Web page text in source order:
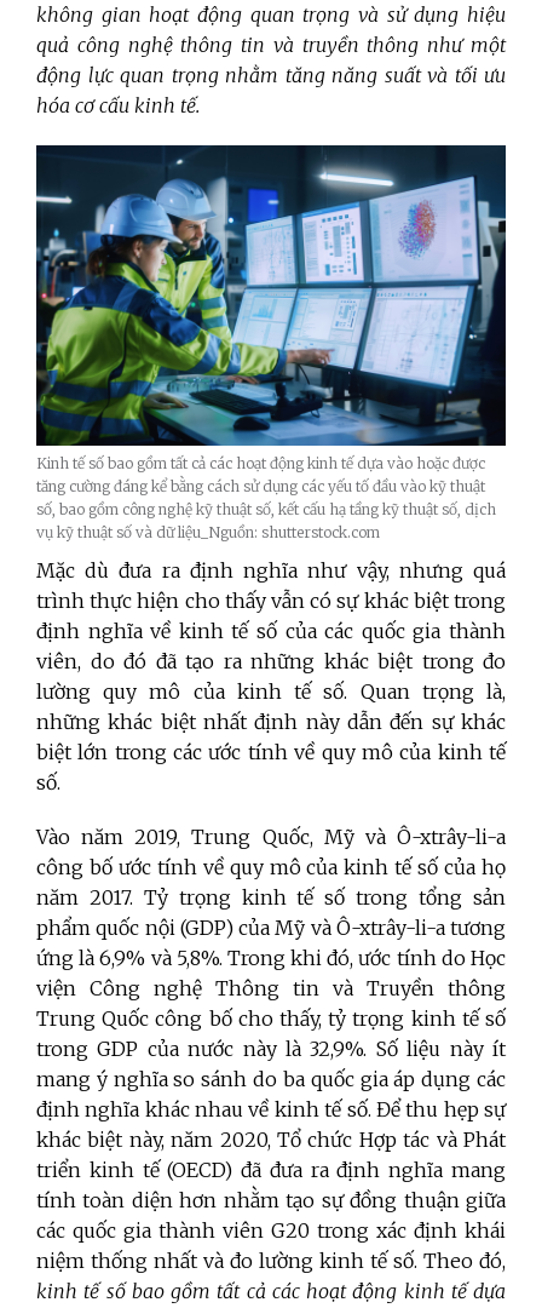
không gian hoạt động quan trọng và sử dụng hiệu
quả công nghệ thông tin và truyền thông như một
động lực quan trọng nhằm tăng năng suất và tối ưu
hóa cơ cấu kinh tế.
Kinh tế số bao gồm tất cả các hoạt động kinh tế dựa vào hoặc được
tăng cường đáng kể bằng cách sử dụng các yếu tố đầu vào kỹ thuật
số, bao gồm công nghệ kỹ thuật số, kết cấu hạ tầng kỹ thuật số, dịch
vụ kỹ thuật số và dữ liệu_Nguồn: shutterstock.com
Mặc dù đưa ra định nghĩa như vậy, nhưng quá
trình thực hiện cho thấy vẫn có sự khác biệt trong
định nghĩa về kinh tế số của các quốc gia thành
viên, do đó đã tạo ra những khác biệt trong đo
lường quy mô của kinh tế số. Quan trọng là,
những khác biệt nhất định này dẫn đến sự khác
biệt lớn trong các ước tính về quy mô của kinh tế
số.
Vào năm 2019, Trung Quốc, Mỹ và Ô-xtrây-li-a
công bố ước tính về quy mô của kinh tế số của họ
năm 2017. Tỷ trọng kinh tế số trong tổng sản
phẩm quốc nội (GDP) của Mỹ và Ô-xtrây-li-a tương
ứng là 6,9% và 5,8%. Trong khi đó, ước tính do Học
viện Công nghệ Thông tin và Truyền thông
Trung Quốc công bố cho thấy, tỷ trọng kinh tế số
trong GDP của nước này là 32,9%. Số liệu này ít
mang ý nghĩa so sánh do ba quốc gia áp dụng các
định nghĩa khác nhau về kinh tế số. Để thu hẹp sự
khác biệt này, năm 2020, Tổ chức Hợp tác và Phát
triển kinh tế (OECD) đã đưa ra định nghĩa mang
tính toàn diện hơn nhằm tạo sự đồng thuận giữa
các quốc gia thành viên G20 trong xác định khái
niệm thống nhất và đo lường kinh tế số. Theo đó,
kinh tế số bao gồm tất cả các hoạt động kinh tế dựa